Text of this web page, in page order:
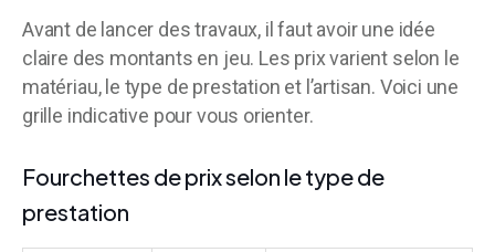
Avant de lancer des travaux, il faut avoir une idée
claire des montants en jeu. Les prix varient selon le
matériau, le type de prestation et l’artisan. Voici une
grille indicative pour vous orienter.
Fourchettes de prix selon le type de
prestation